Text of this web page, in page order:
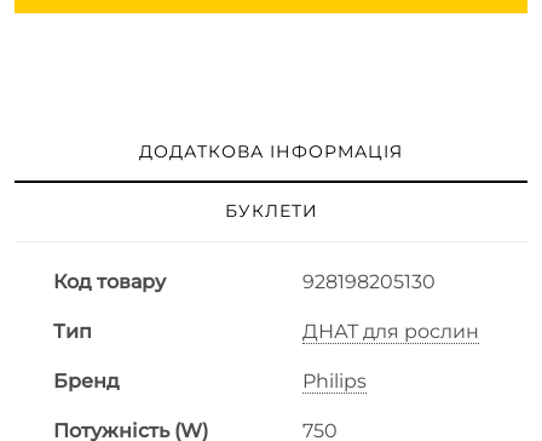
ДОДАТКОВА ІНФОРМАЦІЯ
БУКЛЕТИ
Код товару 928198205130
Тип ДНАТ для рослин
Бренд Philips
Потужність (W) 750